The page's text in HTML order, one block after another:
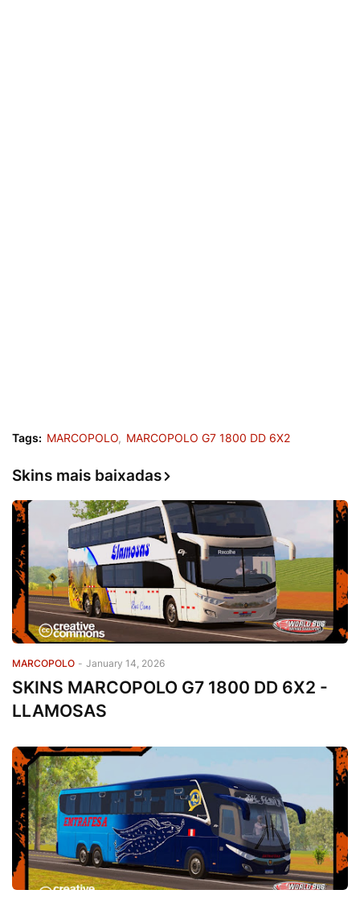
Tags: MARCOPOLO MARCOPOLO G7 1800 DD 6X2
Skins mais baixadas
MARCOPOLO - January 14, 2026
SKINS MARCOPOLO G7 1800 DD 6X2 -
LLAMOSAS